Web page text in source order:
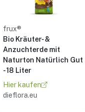
frux®
Bio Kräuter- &
Anzuchterde mit
Naturton Natürlich Gut
- 18 Liter
Hier kaufen
dieflora.eu